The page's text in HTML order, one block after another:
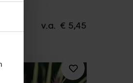
v.a. € 5,45